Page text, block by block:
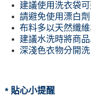
建議使用洗衣袋
請避免使用漂白劑
布料多以天然纖
建議水洗時將商
深淺色衣物分開洗
* 貼心小提醒